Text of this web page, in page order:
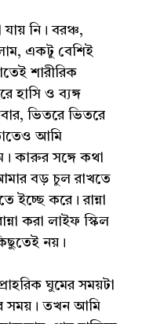
নি। বরঞ্চ,
একটু বেশিই
শারীরিক
হাসি ও ব্যঙ্গ
ভিতরে ভিতরে
আমি
কারুর সঙ্গে কথা
বড় চুল রাখতে
ইচ্ছে করে। রান্না
করা লাইফ স্কিল
নয়।
ঘুমের সময়টা
সময়। তখন আমি